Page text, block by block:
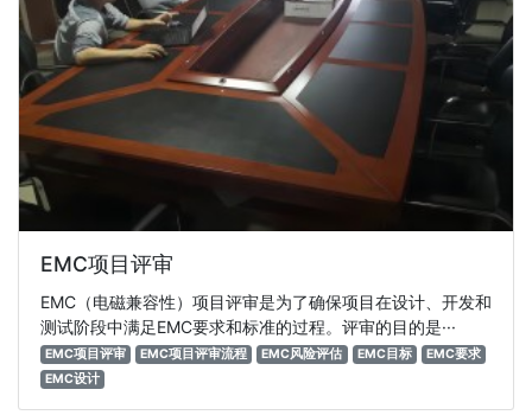
EMC项目评审
EMC（电磁兼容性）项目评审是为了确保项目在设计、开发和
测试阶段中满足EMC要求和标准的过程。评审的目的是···
EMC项目评审 EMC项目评审流程 EMC风险评估 EMC目标
EMC要求
EMC设计